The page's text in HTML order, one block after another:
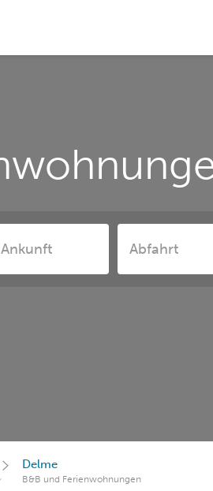
Delme
B&B und Ferienwohnungen